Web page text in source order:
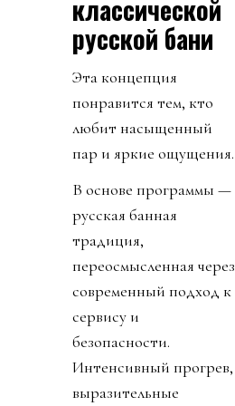
классической
русской бани
Эта концепция
понравится тем, кто
любит насыщенный
пар и яркие ощущения.
В основе программы —
русская банная
традиция,
переосмысленная через
современный подход к
сервису и
безопасности.
Интенсивный прогрев,
выразительные